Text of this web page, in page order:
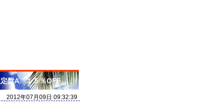
定盤A １５％OFF
2012年07月09日 09:32:39